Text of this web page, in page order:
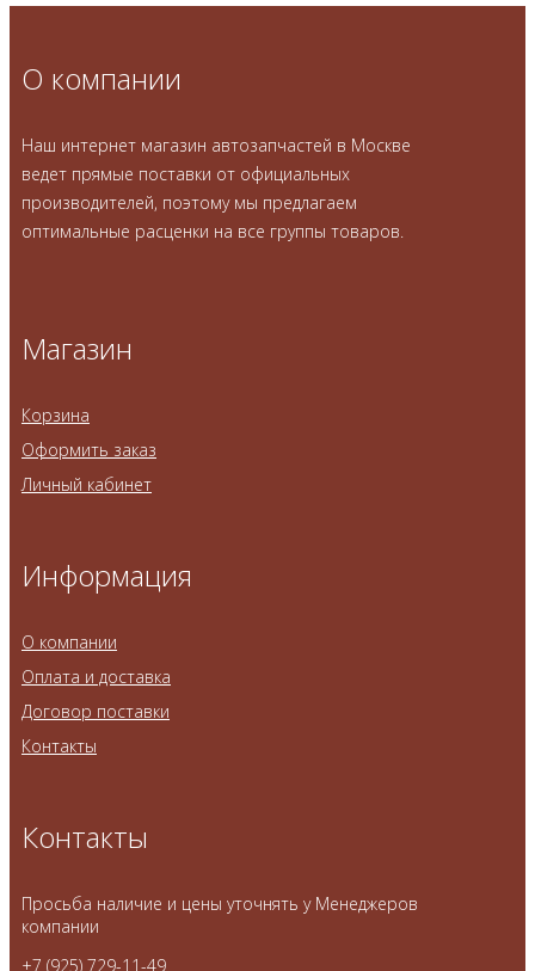
О компании
Наш интернет магазин автозапчастей в Москве
ведет прямые поставки от официальных
производителей, поэтому мы предлагаем
оптимальные расценки на все группы товаров.
Магазин
Корзина
Оформить заказ
Личный кабинет
Информация
О компании
Оплата и доставка
Договор поставки
Контакты
Контакты
Просьба наличие и цены уточнять у Менеджеров
компании
+7 (925) 729-11-49